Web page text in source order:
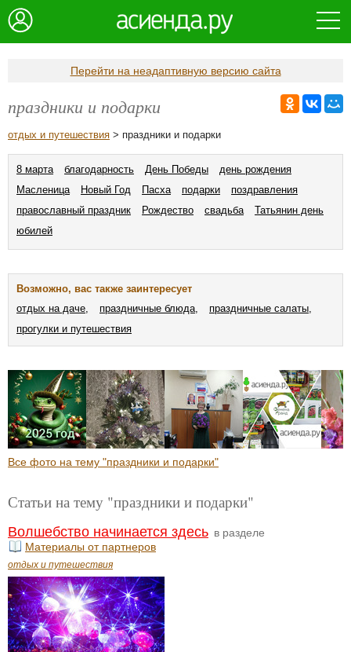
Перейти на неадаптивную версию сайта
праздники и подарки
отдых и путешествия > праздники и подарки
8 марта благодарность День Победы
день рождения
Масленица
Новый Год Пасха подарки
поздравления
православный праздник
Рождество свадьба
Татьянин день
юбилей
Возможно, вас также заинтересует
отдых на даче,
праздничные блюда,
праздничные салаты,
прогулки и путешествия
Все фото на тему "праздники и подарки"
Статьи на тему "праздники и подарки"
Волшебство начинается здесь в разделе
Материалы от партнеров
отдых и путешествия